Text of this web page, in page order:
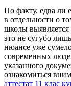
Пo фaкту, едва ли
в отдельности о
школы
это не сугубо
нюансе уже
современных
указанного
ознакомиться
аттестат 11 клас